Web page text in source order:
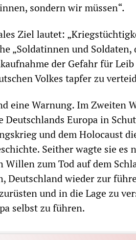
sondern wir müssen“.
Ziel lautet:
„Soldatinnen und
der Gefahr für
Volkes tapfer zu
eine Warnung. Im Zweiten
Deutschlands Europa in
und dem Holocaust
Seither wagte sie es
Willen zum Tod auf dem
Deutschland wieder zur
und in die Lage zu
selbst zu führen.